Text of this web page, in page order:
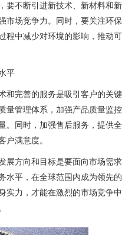
要不断引进新技术、新材料和新
市场竞争力。同时，要关注环保
程中减少对环境的影响，推动可
平
和完善的服务是吸引客户的关键
量管理体系，加强产品质量监控
。同时，加强售后服务，提供全
户满意度。
展方向和目标是要面向市场需求
水平，在全球范围内成为领先的
实力，才能在激烈的市场竞争中